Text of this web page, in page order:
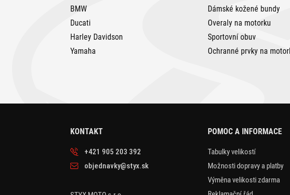
BMW
Ducati
Harley Davidson
Yamaha
Dámské kožené bundy
Overaly na motorku
Sportovní obuv
Ochranné prvky na
KONTAKT
+421 905 203 392
objednavky@styx.sk
POMOC A INFORMACE
Tabulky velikostí
Možnosti dopravy a platby
Výměna velikosti zdarma